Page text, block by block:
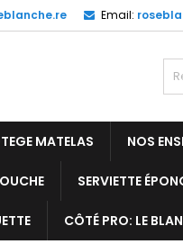
Email:
MATELAS NOS
SERVIETTE
CÔTÉ PRO: LE